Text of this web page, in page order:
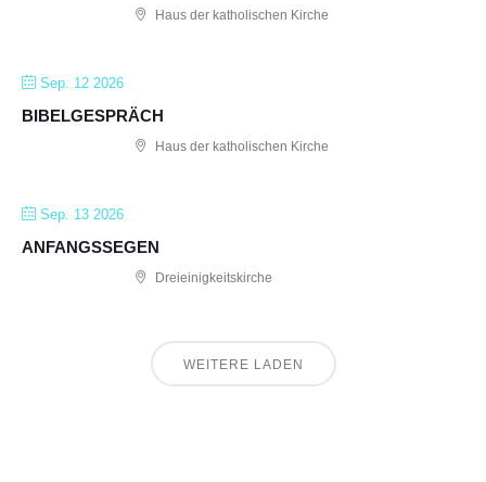
Haus der katholischen Kirche
Sep. 12 2026
BIBELGESPRÄCH
Haus der katholischen Kirche
Sep. 13 2026
ANFANGSSEGEN
Dreieinigkeitskirche
WEITERE LADEN